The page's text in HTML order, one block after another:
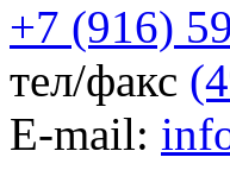
+7 (916)
тел/факс
E-mail: